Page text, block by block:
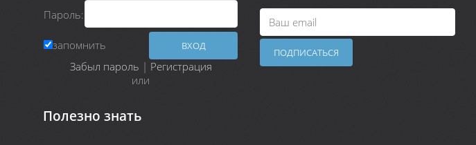
Пароль:
запомнить
Забыл пароль | Регистрация
или
Полезно знать